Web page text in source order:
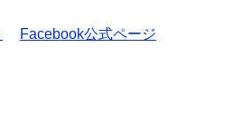
Facebook公式ページ